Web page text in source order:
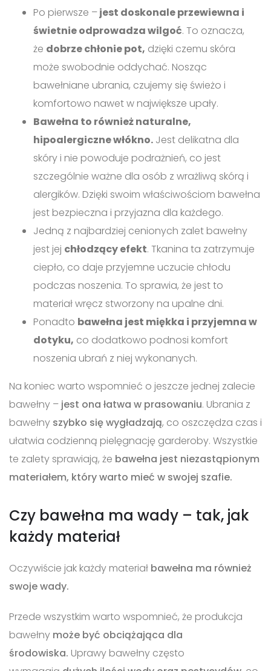
Po pierwsze –jest doskonale przewiewna i
świetnie odprowadza wilgoć. To oznacza,
że dobrze chłonie pot, dzięki czemu skóra
może swobodnie oddychać. Nosząc
bawełniane ubrania, czujemy się świeżo i
komfortowo nawet w największe upały.
Bawełna to również naturalne,
hipoalergiczne włókno. Jest delikatna dla
skóry i nie powoduje podrażnień, co jest
szczególnie ważne dla osób z wrażliwą skórą i
alergików. Dzięki swoim właściwościom bawełna
jest bezpieczna i przyjazna dla każdego.
Jedną z najbardziej cenionych zalet bawełny
jest jej chłodzący efekt. Tkanina ta zatrzymuje
ciepło, co daje przyjemne uczucie chłodu
podczas noszenia. To sprawia, że jest to
materiał wręcz stworzony na upalne dni.
Ponadto bawełna jest miękka i przyjemna w
dotyku, co dodatkowo podnosi komfort
noszenia ubrań z niej wykonanych.
Na koniec warto wspomnieć o jeszcze jednej zalecie
bawełny – jest ona łatwa w prasowaniu. Ubrania z
bawełny szybko się wygładzają, co oszczędza czas i
ułatwia codzienną pielęgnację garderoby. Wszystkie
te zalety sprawiają, że bawełna jest niezastąpionym
materiałem, który warto mieć w swojej szafie.
Czy bawełna ma wady – tak, jak
każdy materiał
Oczywiście jak każdy materiał bawełna ma również
swoje wady.
Przede wszystkim warto wspomnieć, że produkcja
bawełny może być obciążająca dla
środowiska. Uprawy bawełny często